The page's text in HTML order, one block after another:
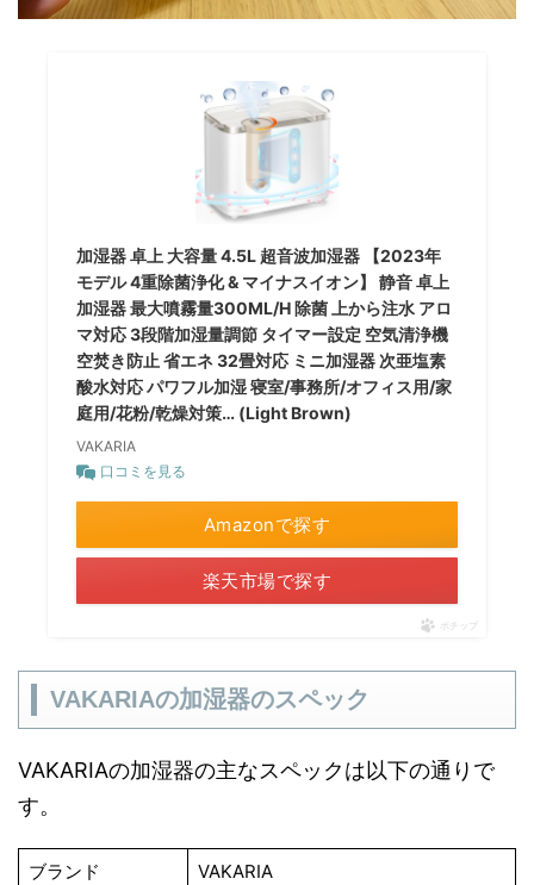
加湿器 卓上 大容量 4.5L 超音波加湿器 【2023年
モデル 4重除菌浄化 & マイナスイオン】 静音 卓上
加湿器 最大噴霧量300ML/H 除菌 上から注水 アロ
マ対応 3段階加湿量調節 タイマー設定 空気清浄機
空焚き防止 省エネ 32畳対応 ミニ加湿器 次亜塩素
酸水対応 パワフル加湿 寝室/事務所/オフィス用/家
庭用/花粉/乾燥対策… (Light Brown)
VAKARIA
口コミを見る
Amazonで探す
楽天市場で探す
ポチップ
VAKARIAの加湿器のスペック
VAKARIAの加湿器の主なスペックは以下の通りで
す。
ブランド VAKARIA